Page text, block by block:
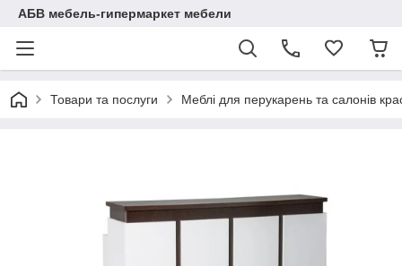
АБВ мебель-гипермаркет мебели
Товари та послуги Меблі для перукарень та салонів